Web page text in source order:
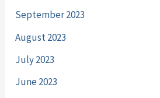
September 2023
August 2023
July 2023
June 2023